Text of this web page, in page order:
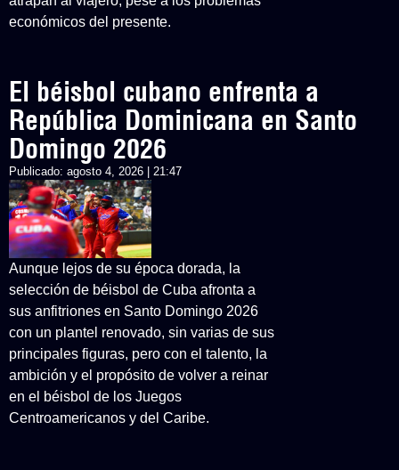
económicos del presente.
El béisbol cubano enfrenta a
República Dominicana en Santo
Domingo 2026
Publicado: agosto 4, 2026 | 21:47
Aunque lejos de su época dorada, la
selección de béisbol de Cuba afronta a
sus anfitriones en Santo Domingo 2026
con un plantel renovado, sin varias de sus
principales figuras, pero con el talento, la
ambición y el propósito de volver a reinar
en el béisbol de los Juegos
Centroamericanos y del Caribe.